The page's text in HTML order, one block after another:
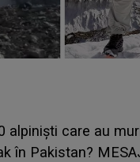
alpiniști care au
în Pakistan?